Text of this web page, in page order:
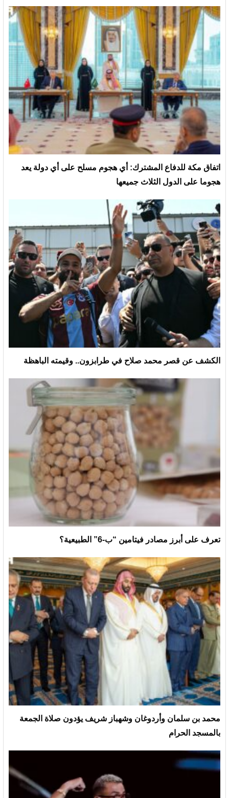
‏اتفاق مكة للدفاع المشترك: أي هجوم مسلح على أي دولة يعد
هجوما على الدول الثلاث جميعها
الكشف عن قصر محمد صلاح في طرابزون.. وقيمته الباهظة
تعرف على أبرز مصادر فيتامين “ب-6” الطبيعية؟
محمد بن سلمان وأردوغان وشهباز شريف يؤدون صلاة الجمعة
بالمسجد الحرام